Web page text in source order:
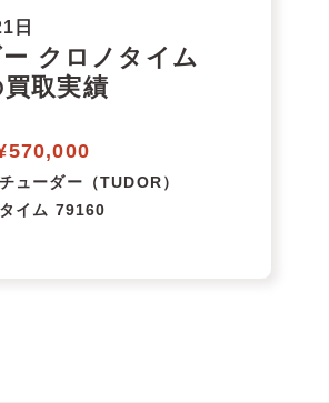
日
クロノタイム
取実績
チューダー（TUDOR）
イム 79160